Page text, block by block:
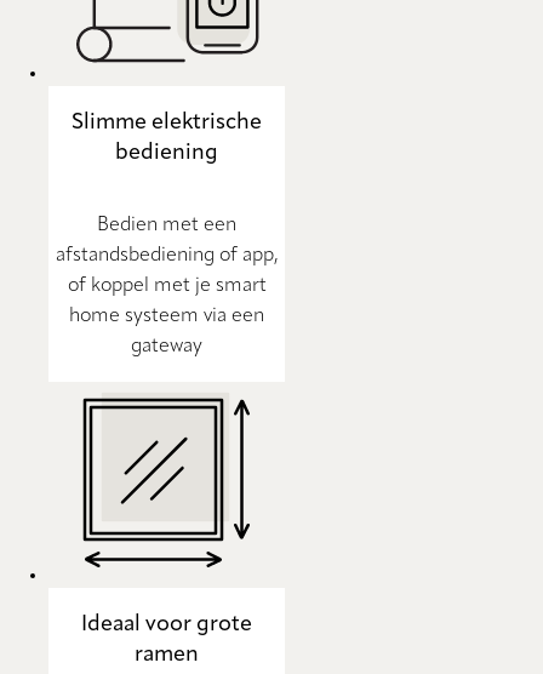
Slimme elektrische
bediening
Bedien met een
afstandsbediening of app,
of koppel met je smart
home systeem via een
gateway
Ideaal voor grote
ramen